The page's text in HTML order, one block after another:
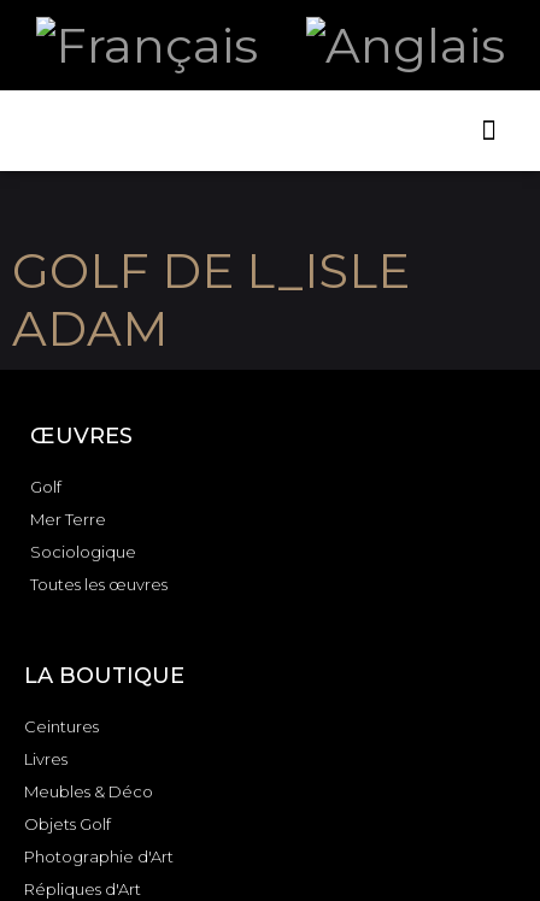
GOLF DE L_ISLE
ADAM
ŒUVRES
Golf
Mer Terre
Sociologique
Toutes les œuvres
LA BOUTIQUE
Ceintures
Livres
Meubles & Déco
Objets Golf
Photographie d'Art
Répliques d'Art